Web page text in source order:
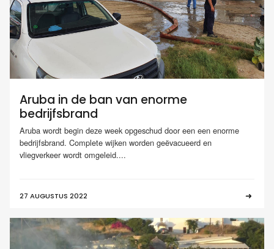
Aruba in de ban van enorme
bedrijfsbrand
Aruba wordt begin deze week opgeschud door een een enorme
bedrijfsbrand. Complete wijken worden geëvacueerd en
vliegverkeer wordt omgeleid....
27 AUGUSTUS 2022